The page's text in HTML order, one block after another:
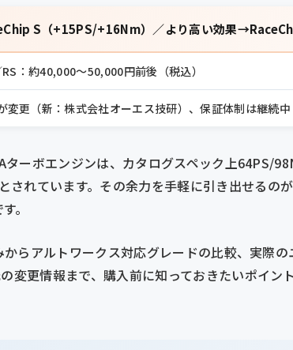
S（+15PS/+16Nm）／より高い効果
：約40,000〜50,000円前後（税込）
変更（新：株式会社オーエス技研）、保証体制は継続中
ターボエンジンは、カタログスペック上64PS/
されています。その余力を手軽に引き出せるの
。
らアルトワークス対応グレードの比較、実際
変更情報まで、購入前に知っておきたいポイン